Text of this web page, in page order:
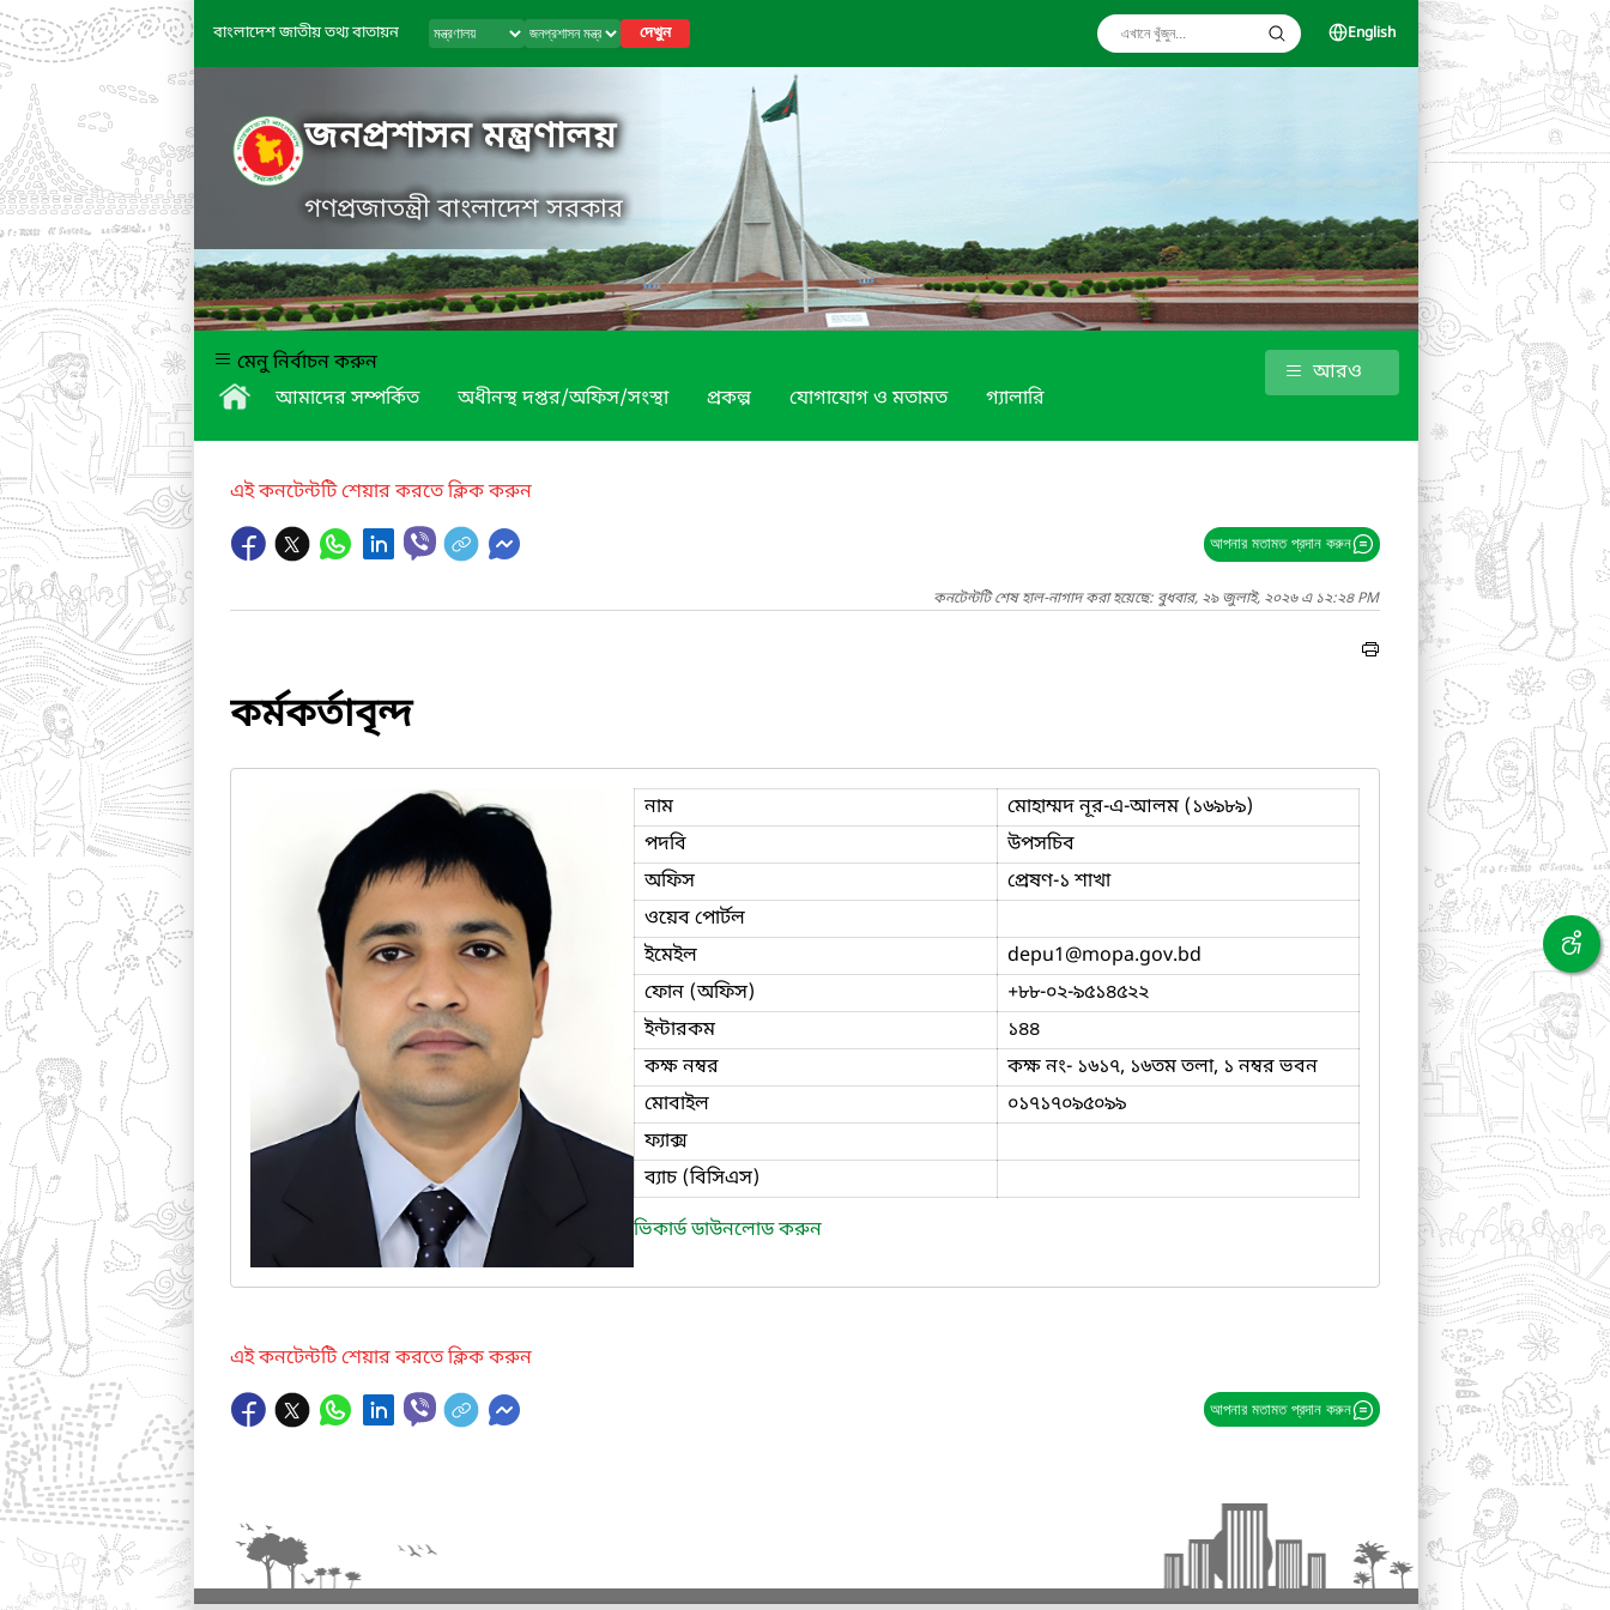
বাংলাদেশ জাতীয় তথ্য বাতায়ন দেখুন English
জনপ্রশাসন মন্ত্রণালয়
গণপ্রজাতন্ত্রী বাংলাদেশ সরকার
মেনু নির্বাচন করুন
আমাদের সম্পর্কিত
অধীনস্থ দপ্তর/অফিস/সংস্থা প্রকল্প যোগাযোগ ও মতামত গ্যালারি
আরও
এই কনটেন্টটি শেয়ার করতে ক্লিক করুন
আপনার মতামত প্রদান করুন
কনটেন্টটি শেষ হাল-নাগাদ করা হয়েছে: বুধবার, ২৯ জুলাই, ২০২৬ এ ১২:২৪ PM
কর্মকর্তাবৃন্দ
নাম
মোহাম্মদ নূর-এ-আলম (১৬৯৮৯)
পদবি
উপসচিব
অফিস
প্রেষণ-১ শাখা
ওয়েব পোর্টল
ইমেইল
depu1@mopa.gov.bd
ফোন (অফিস)
+৮৮-০২-৯৫১৪৫২২
ইন্টারকম
১৪৪
কক্ষ নম্বর
কক্ষ নং- ১৬১৭, ১৬তম তলা, ১ নম্বর ভবন
মোবাইল
০১৭১৭০৯৫০৯৯
ফ্যাক্স
ব্যাচ (বিসিএস)
ভিকার্ড ডাউনলোড করুন
এই কনটেন্টটি শেয়ার করতে ক্লিক করুন
আপনার মতামত প্রদান করুন